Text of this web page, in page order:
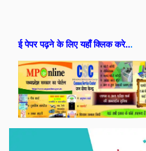
ई पेपर पढ़ने के लिए यहाँ क्लिक करे...